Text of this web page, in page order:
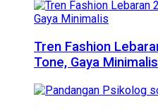
Tren Fashion
Tone, Gaya Minimalis